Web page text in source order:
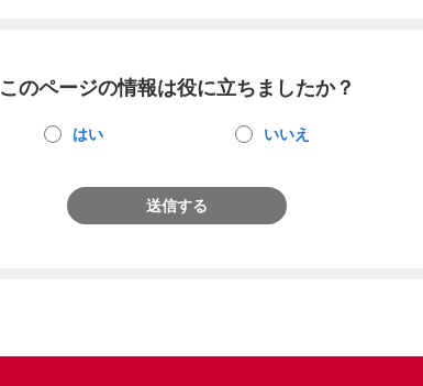
このページの情報は役に立ちましたか？
はい いいえ
送信する